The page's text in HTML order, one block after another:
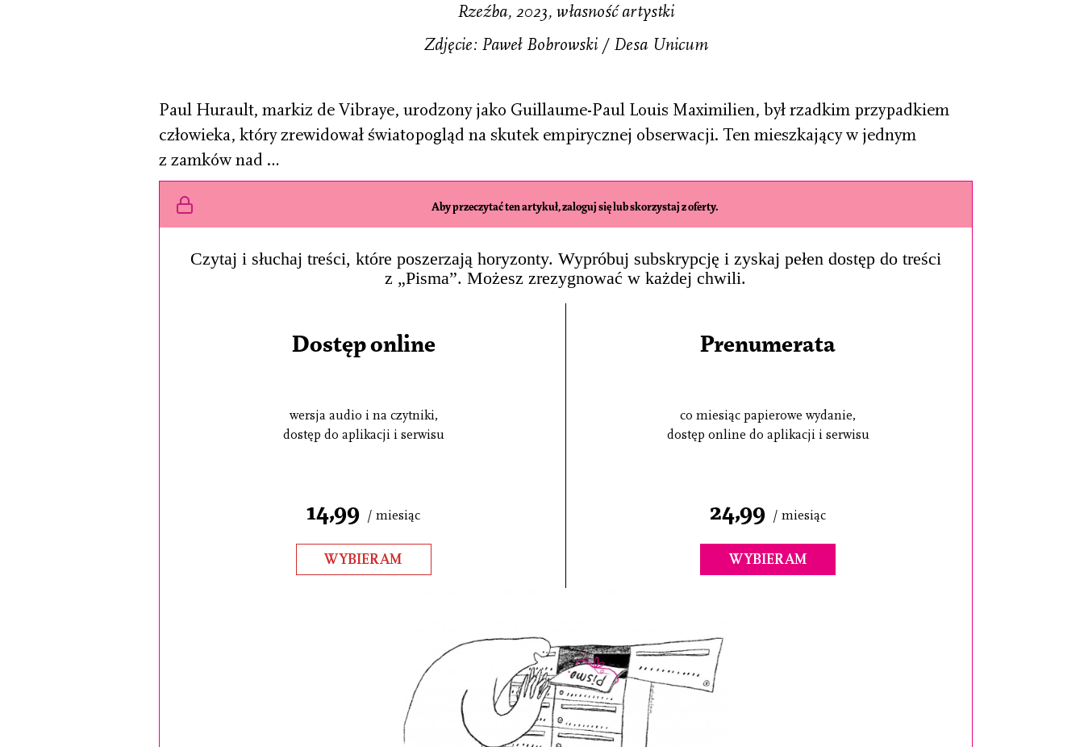
Rzeźba, 2023, własność artystki
Zdjęcie: Paweł Bobrowski / Desa Unicum
Paul Hurault, markiz de Vibraye, urodzony jako Guillaume-Paul Louis Maximilien, był rzadkim przypadkiem
człowieka, który zrewidował światopogląd na skutek empirycznej obserwacji. Ten mieszkający w jednym
z zamków nad …
Aby przeczytać ten artykuł, zaloguj się lub skorzystaj z oferty.
Czytaj i słuchaj treści, które poszerzają horyzonty. Wypróbuj subskrypcję i zyskaj pełen dostęp do treści
z „Pisma”. Możesz zrezygnować w każdej chwili.
Dostęp online
wersja audio i na czytniki,
dostęp do aplikacji i serwisu
14,99 / miesiąc
WYBIERAM
Prenumerata
co miesiąc papierowe wydanie,
dostęp online do aplikacji i serwisu
24,99 / miesiąc
WYBIERAM